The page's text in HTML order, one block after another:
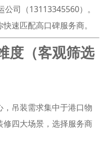
公司（13113345560） 。
速匹配高口碑服务商。
度（客观筛选
吊装需求集中于港口物
四大场景，选择服务商